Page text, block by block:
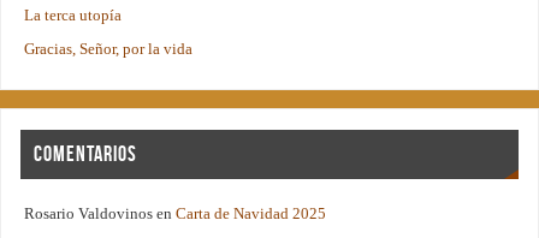
La terca utopía
Gracias, Señor, por la vida
Comentarios
Rosario Valdovinos enCarta de Navidad 2025